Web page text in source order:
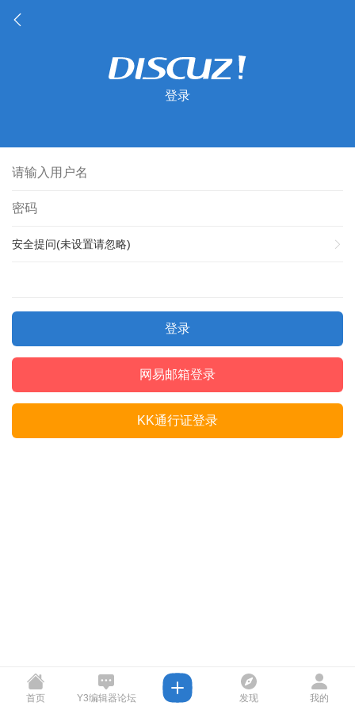
登录
安全提问(未设置请忽略)
登录
网易邮箱登录
KK通行证登录
首页 Y3编辑器论坛 发现 我的